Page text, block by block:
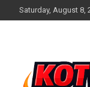
to
Saturday, August 8,